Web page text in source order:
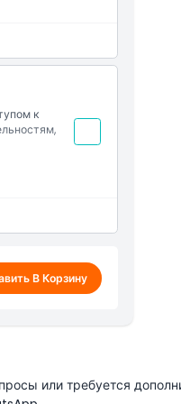
к
В Корзину
или требуется